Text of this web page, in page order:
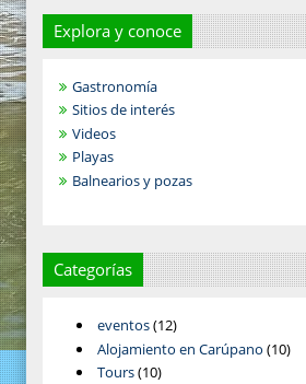
Explora y conoce
Gastronomía
Sitios de interés
Videos
Playas
Balnearios y pozas
Categorías
eventos(12)
Alojamiento en Carúpano (10)
Tours(10)